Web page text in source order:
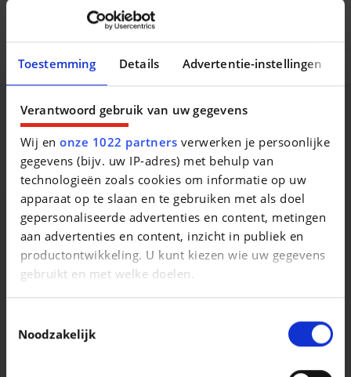
Toestemming Details Advertentie-instellingen
Verantwoord gebruik van uw gegevens
Wij enonze 1022 partners verwerken je persoonlijke
gegevens (bijv. uw IP-adres) met behulp van
technologieën zoals cookies om informatie op uw
apparaat op te slaan en te gebruiken met als doel
gepersonaliseerde advertenties en content, metingen
aan advertenties en content, inzicht in publiek en
productontwikkeling. U kunt kiezen wie uw gegevens
gebruikt en met welke doelen.
Informatie verzamelen over uw geografische
locatie, die tot een paar meter nauwkeurig kan zijn
Uw apparaat identificeren door het actief te
Noodzakelijk
Comfort en uitrusting
Multimedia opties
Beschrijving van het voertuig occasie
17 duim velgen, Binnenspiegel automatisch dimmend,
Stuurwielverwarming
Vergelijkbare voertuigen